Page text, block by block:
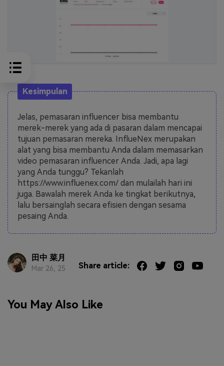
Kesimpulan
Jelas, pemasaran influencer bisa membantu
merek-merek yang ada di pasaran dalam mencapai
tujuan pemasaran mereka. InflueNex merupakan
alat yang bisa membantu Anda dalam memasarkan
video pemasaran influencer Anda. Jadi, apa lagi
yang Anda tunggu? Tekanlah
https://www.influenex.com/ dan mulailah hari ini
juga. Bawalah merek Anda ke tingkat berikutnya,
lalu bersainglah secara efisien dengan sesama
pesaing Anda.
田中 菜月
Mar 26, 25 Share article:
You May Also Like